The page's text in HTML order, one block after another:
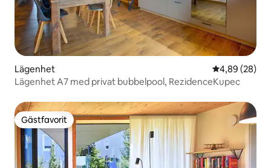
Lägenhet 4,89 av 5 i
4,89 (28)
Lägenhet A7 med privat bubbelpool, RezidenceKupec
Gästfavorit
Gästfavorit